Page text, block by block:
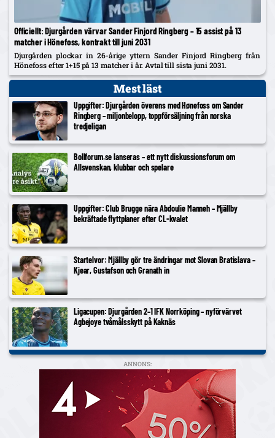
Officiellt: Djurgården värvar Sander Finjord Ringberg – 15 assist på 13
matcher i Hönefoss, kontrakt till juni 2031
Djurgården plockar in 26-årige yttern Sander Finjord Ringberg från
Hönefoss efter 1+15 på 13 matcher i år. Avtal till sista juni 2031.
Mest läst
Uppgifter: Djurgården överens med Hønefoss om Sander
Ringberg – miljonbelopp, toppförsäljning från norska
tredjeligan
Bollforum.se lanseras – ett nytt diskussionsforum om
Allsvenskan, klubbar och spelare
Uppgifter: Club Brugge nära Abdoulie Manneh – Mjällby
bekräftade flyttplaner efter CL-kvalet
Startelvor: Mjällby gör tre ändringar mot Slovan Bratislava –
Kjear, Gustafson och Granath in
Ligacupen: Djurgården 2–1 IFK Norrköping – nyförvärvet
Agbejoye tvåmålsskytt på Kaknäs
ANNONS: